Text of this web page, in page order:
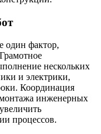
один фактор,
нескольких
и электрики,
Координация
инженерных
процессов.